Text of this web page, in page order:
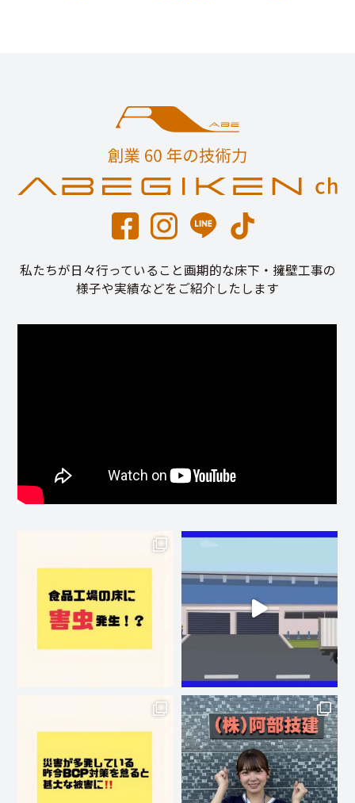
私たちが日々行っていること画期的な床下・擁壁工事の
様子や実績などをご紹介したします